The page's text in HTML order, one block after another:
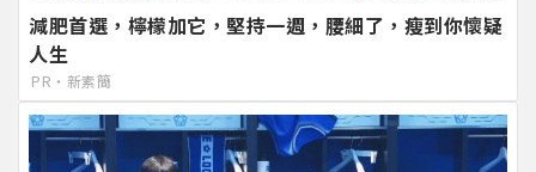
減肥首選，檸檬加它，堅持一週，腰細了，瘦到你懷疑
人生
PR・新素簡